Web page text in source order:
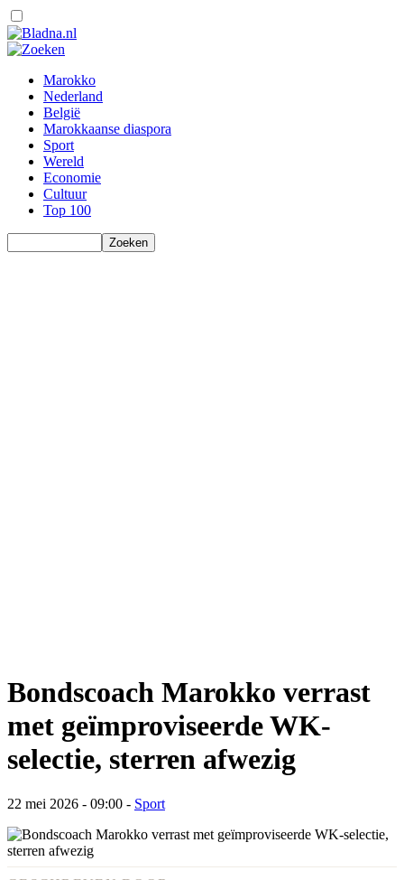
Marokko
Nederland
België
Marokkaanse diaspora
Sport
Wereld
Economie
Cultuur
Top 100
Bondscoach Marokko verrast
met geïmproviseerde WK-
selectie, sterren afwezig
22 mei 2026 - 09:00 - Sport